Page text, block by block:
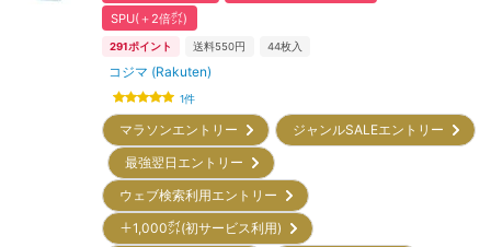
SPU(＋2倍㌽)
291ポイント 送料550円 44枚入
コジマ (Rakuten)
1件
マラソンエントリー
ジャンルSALEエントリー
最強翌日エントリー
ウェブ検索利用エントリー
＋1,000㌽(初サービス利用)